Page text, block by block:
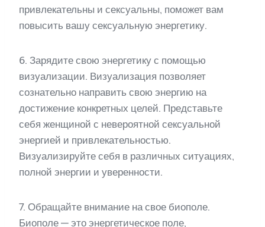
привлекательны и сексуальны, поможет вам
повысить вашу сексуальную энергетику.
6. Зарядите свою энергетику с помощью
визуализации. Визуализация позволяет
сознательно направить свою энергию на
достижение конкретных целей. Представьте
себя женщиной с невероятной сексуальной
энергией и привлекательностью.
Визуализируйте себя в различных ситуациях,
полной энергии и уверенности.
7. Обращайте внимание на свое биополе.
Биополе — это энергетическое поле,